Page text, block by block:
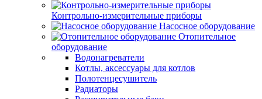
Контрольно-измерительные приборы
Насосное оборудование
Отопительное
оборудование
Водонагреватели
Котлы, аксессуары для котлов
Полотенцесушитель
Радиаторы